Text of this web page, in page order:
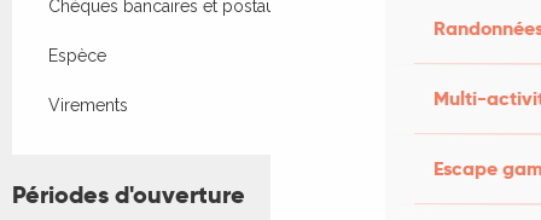
Multi-
Escape
Chèques bancaires et postaux
Espèce
Virements
Périodes d'ouverture